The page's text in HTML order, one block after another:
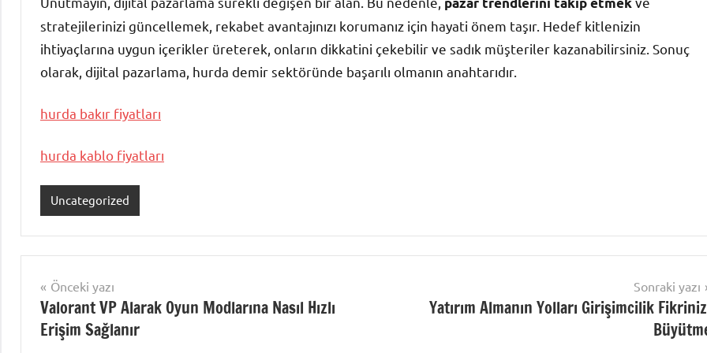
stratejilerinizi güncellemek, rekabet avantajınızı korumanız için hayati önem taşır. Hedef kitlenizin
ihtiyaçlarına uygun içerikler üreterek, onların dikkatini çekebilir ve sadık müşteriler kazanabilirsiniz. Sonuç
olarak, dijital pazarlama, hurda demir sektöründe başarılı olmanın anahtarıdır.
hurda bakır fiyatları
hurda kablo fiyatları
Uncategorized
Yazı
gezinmesi
Önceki yazı
Valorant VP Alarak Oyun Modlarına Nasıl Hızlı
Erişim Sağlanır
Sonraki yazı
Yatırım Almanın Yolları Girişimcilik